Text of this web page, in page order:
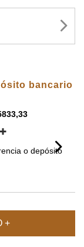
bancario
o depósito